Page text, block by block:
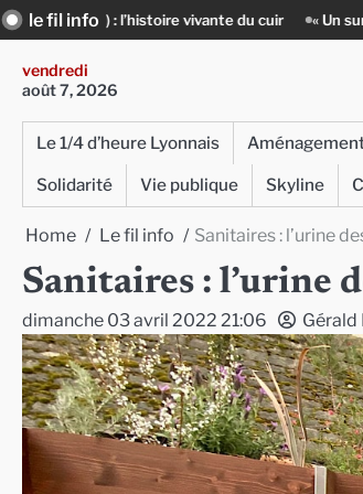
Skip
to
content
le fil info
du cuir « Un sur un million » : Rachid Azizi,
vendredi
août 7, 2026
Le 1/4 d’heure Lyonnais
Solidarité
Vie publique Skyline
Home Le fil info Sanitaires : l’urine
Sanitaires : l’urine
dimanche 03 avril 2022 21:06 Gérald